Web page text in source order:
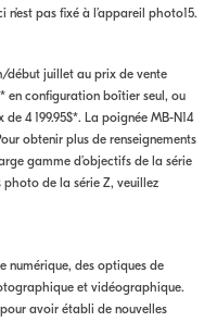
pas fixé à l’appareil photo15.
début juillet au prix de vente
configuration boîtier seul, ou
4 199.95$*. La poignée MB-N14
obtenir plus de renseignements
gamme d’objectifs de la série
photo de la série Z, veuillez
numérique, des optiques de
et vidéographique.
avoir établi de nouvelles